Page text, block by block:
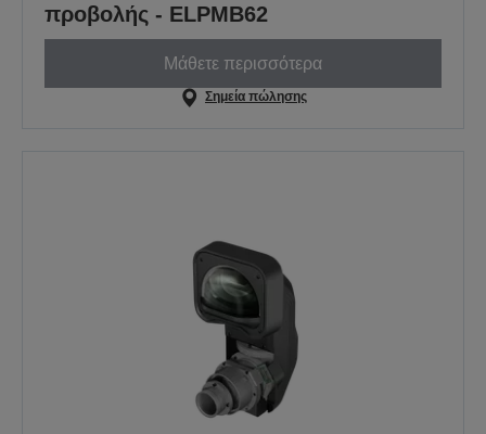
προβολής - ELPMB62
Μάθετε περισσότερα
Σημεία πώλησης